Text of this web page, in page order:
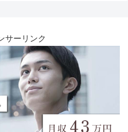
サーリンク